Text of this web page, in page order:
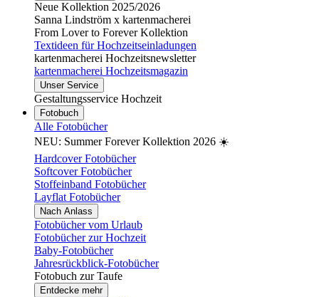
Neue Kollektion 2025/2026
Sanna Lindström x kartenmacherei
From Lover to Forever Kollektion
Textideen für Hochzeitseinladungen
kartenmacherei Hochzeitsnewsletter
kartenmacherei Hochzeitsmagazin
Unser Service
Gestaltungsservice Hochzeit
Fotobuch
Alle Fotobücher
NEU: Summer Forever Kollektion 2026 ☀️
Hardcover Fotobücher
Softcover Fotobücher
Stoffeinband Fotobücher
Layflat Fotobücher
Nach Anlass
Fotobücher vom Urlaub
Fotobücher zur Hochzeit
Baby-Fotobücher
Jahresrückblick-Fotobücher
Fotobuch zur Taufe
Entdecke mehr